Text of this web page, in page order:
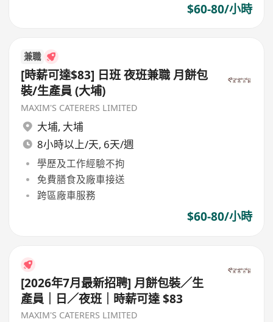
$60-80/小時
兼職
[時薪可達$83] 日班 夜班兼職 月餅包
裝/生產員 (大埔)
MAXIM'S CATERERS LIMITED
大埔, 大埔
8小時以上/天, 6天/週
學歷及工作經驗不拘
免費膳食及廠車接送
跨區廠車服務
$60-80/小時
[2026年7月最新招聘] 月餅包裝／生
產員｜日／夜班｜時薪可達 $83
MAXIM'S CATERERS LIMITED